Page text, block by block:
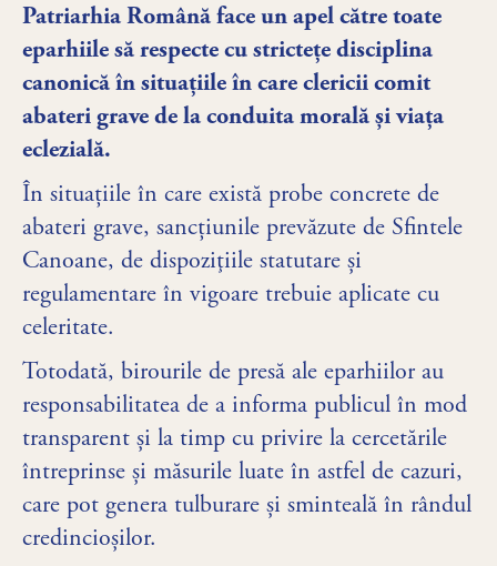
Patriarhia Română face un apel către toate
eparhiile să respecte cu strictețe disciplina
canonică în situațiile în care clericii comit
abateri grave de la conduita morală și viața
eclezială.
În situațiile în care există probe concrete de
abateri grave, sancțiunile prevăzute de Sfintele
Canoane, de dispoziţiile statutare şi
regulamentare în vigoare trebuie aplicate cu
celeritate.
Totodată, birourile de presă ale eparhiilor au
responsabilitatea de a informa publicul în mod
transparent și la timp cu privire la cercetările
întreprinse și măsurile luate în astfel de cazuri,
care pot genera tulburare și sminteală în rândul
credincioșilor.